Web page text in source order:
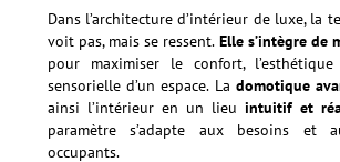
Dans l’architecture d’intérieur de luxe, la
voit pas, mais se ressent. Elle s’intègre de
pour maximiser le confort, l’esthétique
sensorielle d’un espace. La domotique
ainsi l’intérieur en un lieuintuitif et
paramètre s’adapte aux besoins et
occupants.